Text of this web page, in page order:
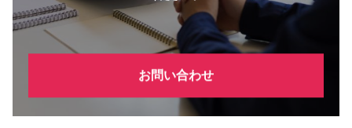
お問い合わせ